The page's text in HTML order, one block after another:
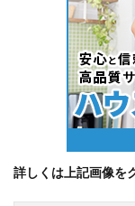
詳しくは上記画像を